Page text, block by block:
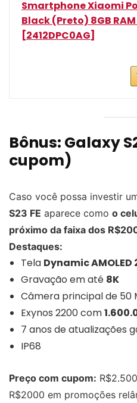
Smartphone Xiaomi
Black (Preto) 8GB RAM
[2412DPC0AG]
Bônus: Galaxy
cupom)
Caso você possa investir
S23 FE aparece como o
próximo da faixa dos
Destaques:
Tela Dynamic AMOLED
Gravação em até 8K
Câmera principal de 50
Exynos 2200 com
7 anos de atualizações
IP68
Preço com cupom:
R$2000 em promoções